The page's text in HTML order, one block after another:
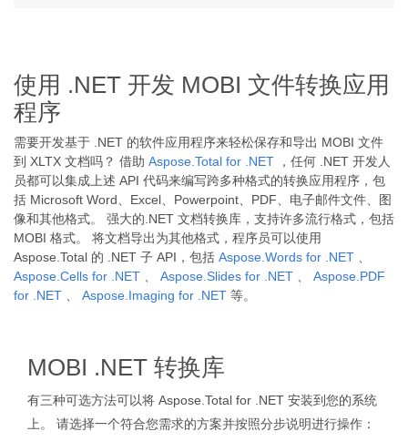
使用 .NET 开发 MOBI 文件转换应用
程序
需要开发基于 .NET 的软件应用程序来轻松保存和导出 MOBI 文件
到 XLTX 文档吗？ 借助 Aspose.Total for .NET ，任何 .NET 开发人
员都可以集成上述 API 代码来编写跨多种格式的转换应用程序，包
括 Microsoft Word、Excel、Powerpoint、PDF、电子邮件文件、图
像和其他格式。 强大的.NET 文档转换库，支持许多流行格式，包括
MOBI 格式。 将文档导出为其他格式，程序员可以使用
Aspose.Total 的 .NET 子 API，包括 Aspose.Words for .NET
Aspose.Cells for .NET
Aspose.Slides for .NET
Aspose.PDF
for .NET
Aspose.Imaging for .NET 等。
MOBI .NET 转换库
有三种可选方法可以将 Aspose.Total for .NET 安装到您的系统
上。 请选择一个符合您需求的方案并按照分步说明进行操作：